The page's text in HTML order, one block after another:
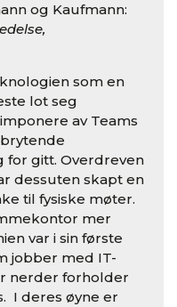
og Kaufmann:
som en
lot seg
av Teams
for gitt. Overdreven
dessuten skapt en
til fysiske møter.
mer
var i sin første
jobber med IT-
nerder forholder
I deres øyne er